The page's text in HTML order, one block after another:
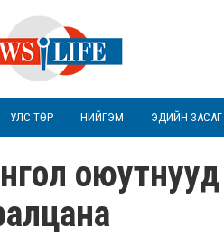
УЛС ТӨР НИЙГЭМ ЭДИЙН ЗАСАГ
оюутнууд